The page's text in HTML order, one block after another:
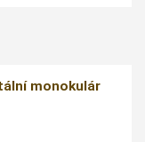
monokulár